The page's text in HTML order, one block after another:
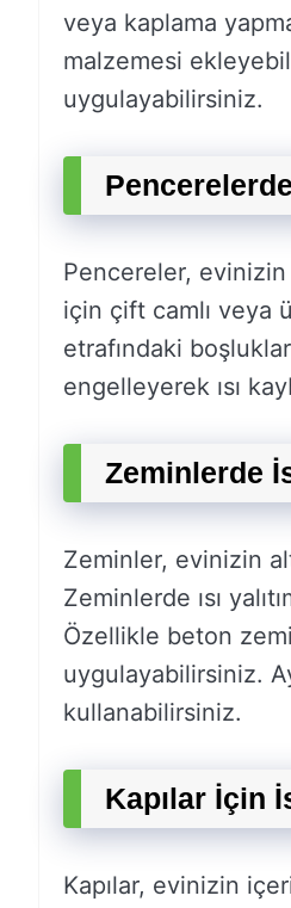
veya kaplama
malzemesi
uygulayabilirsiniz.
Pencerelerde
Pencereler, evinizin
için çift camlı veya
etrafındaki
engelleyerek ısı
Zeminlerde
Zeminler, evinizin
Zeminlerde ısı
Özellikle beton
uygulayabilirsiniz.
kullanabilirsiniz.
Kapılar İçin
Kapılar, evinizin